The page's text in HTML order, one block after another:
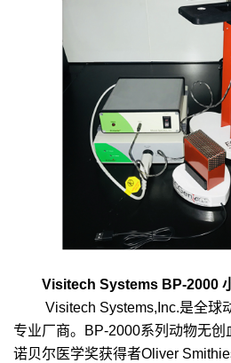
Visitech Systems BP-2000
Visitech Systems,Inc.是全球
专业厂商。BP-2000系列动物无
诺贝尔医学奖获得者Oliver